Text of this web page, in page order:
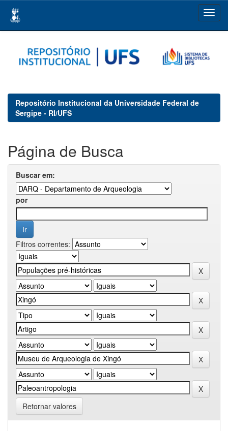
navigation
Repositório Institucional da Universidade Federal de
Sergipe - RI/UFS
Página de Busca
Buscar em:
por
Filtros correntes:
Retornar valores